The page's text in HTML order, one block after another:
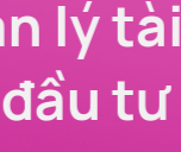
lý tài
tư